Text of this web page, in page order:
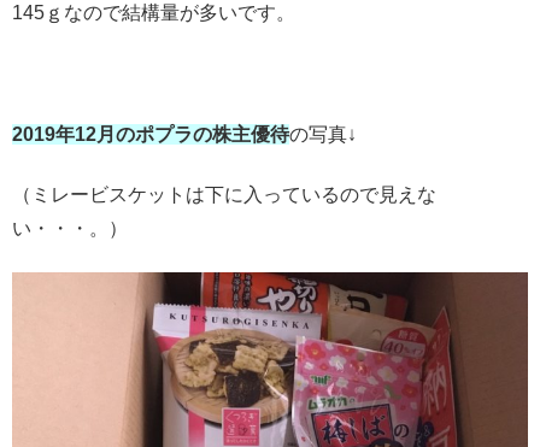
145ｇなので結構量が多いです。
2019年12月のポプラの株主優待の写真↓
（ミレービスケットは下に入っているので見えな
い・・・。）